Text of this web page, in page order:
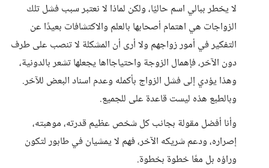
لا يخطر ببالي اسم حاليًا، ولكن لماذا لا نعتبر سبب فشل تلك
الزواجات هي اهتمام أصحابها بالعلم والاكتشافات بعيدًا عن
التفكير في أمور زواجهم ولا أرى أن المشكلة لا تنصب على طرف
دون الآخر، فإهمال الزوجة واحتياجااها يجعلها تشعر بالدونية،
وهذا يؤدي إلى فشل الزواج بأكمله وعدم اسناد البعض للآخر.
وبالطبع هذه ليست قاعدة على للجميع.
وأنا أفضل مقولة بجانب كل شخص عظيم قدرته، موهبته،
إصراره، ودعم شريكه الآخر، فهم لا يمشيان في طابور لتكون
وراؤه بل معًا خطوة بخطوة.